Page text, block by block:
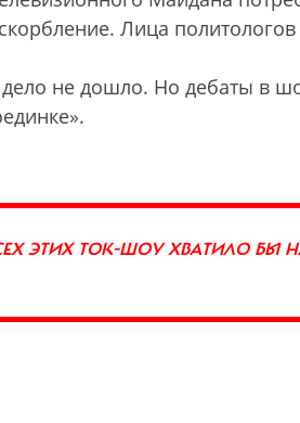
Лица
не дошло. Но дебаты в
ЭТИХ ТОК-ШОУ ХВАТИЛО БЫ